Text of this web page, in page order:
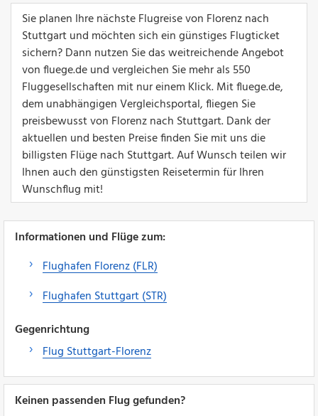
Sie planen Ihre nächste Flugreise von Florenz nach
Stuttgart und möchten sich ein günstiges Flugticket
sichern? Dann nutzen Sie das weitreichende Angebot
von fluege.de und vergleichen Sie mehr als 550
Fluggesellschaften mit nur einem Klick. Mit fluege.de,
dem unabhängigen Vergleichsportal, fliegen Sie
preisbewusst von Florenz nach Stuttgart. Dank der
aktuellen und besten Preise finden Sie mit uns die
billigsten Flüge nach Stuttgart. Auf Wunsch teilen wir
Ihnen auch den günstigsten Reisetermin für Ihren
Wunschflug mit!
Informationen und Flüge zum:
Flughafen Florenz (FLR)
Flughafen Stuttgart (STR)
Gegenrichtung
Flug Stuttgart-Florenz
Keinen passenden Flug gefunden?